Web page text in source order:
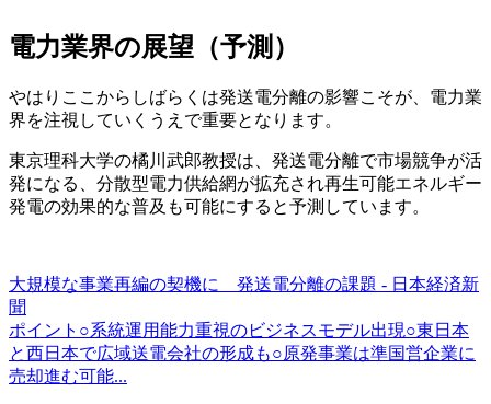
電力業界の展望（予測）
やはりここからしばらくは発送電分離の影響こそが、電力業
界を注視していくうえで重要となります。
東京理科大学の橘川武郎教授は、発送電分離で市場競争が活
発になる、分散型電力供給網が拡充され再生可能エネルギー
発電の効果的な普及も可能にすると予測しています。
大規模な事業再編の契機に 発送電分離の課題 - 日本経済新
聞
ポイント○系統運用能力重視のビジネスモデル出現○東日本
と西日本で広域送電会社の形成も○原発事業は準国営企業に
売却進む可能...